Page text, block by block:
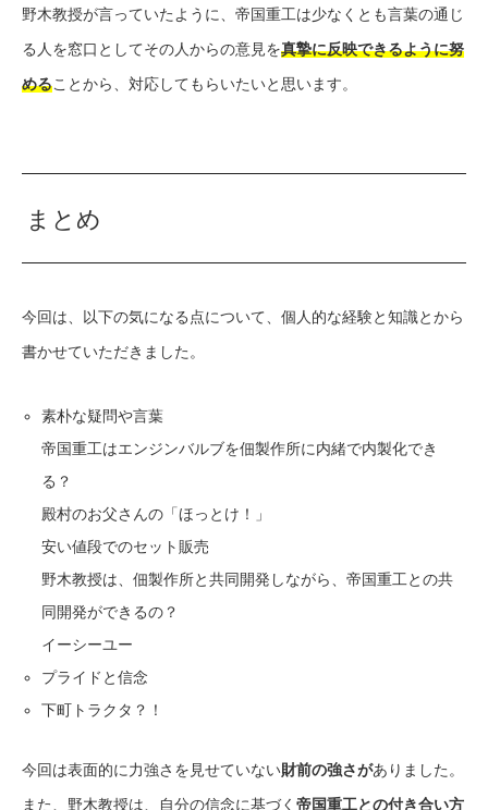
野木教授が言っていたように、帝国重工は少なくとも言葉の通じ
る人を窓口としてその人からの意見を真摯に反映できるように努
めることから、対応してもらいたいと思います。
まとめ
今回は、以下の気になる点について、個人的な経験と知識とから
書かせていただきました。
素朴な疑問や言葉
帝国重工はエンジンバルブを佃製作所に内緒で内製化でき
る？
殿村のお父さんの「ほっとけ！」
安い値段でのセット販売
野木教授は、佃製作所と共同開発しながら、帝国重工との共
同開発ができるの？
イーシーユー
プライドと信念
下町トラクタ？！
今回は表面的に力強さを見せていない財前の強さがありました。
また、野木教授は、自分の信念に基づく 帝国重工との付き合い方